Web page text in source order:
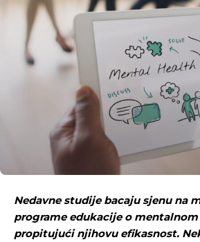
Nedavne studije bacaju sjenu na
programe edukacije o mentalnom
propitujući njihovu efikasnost.